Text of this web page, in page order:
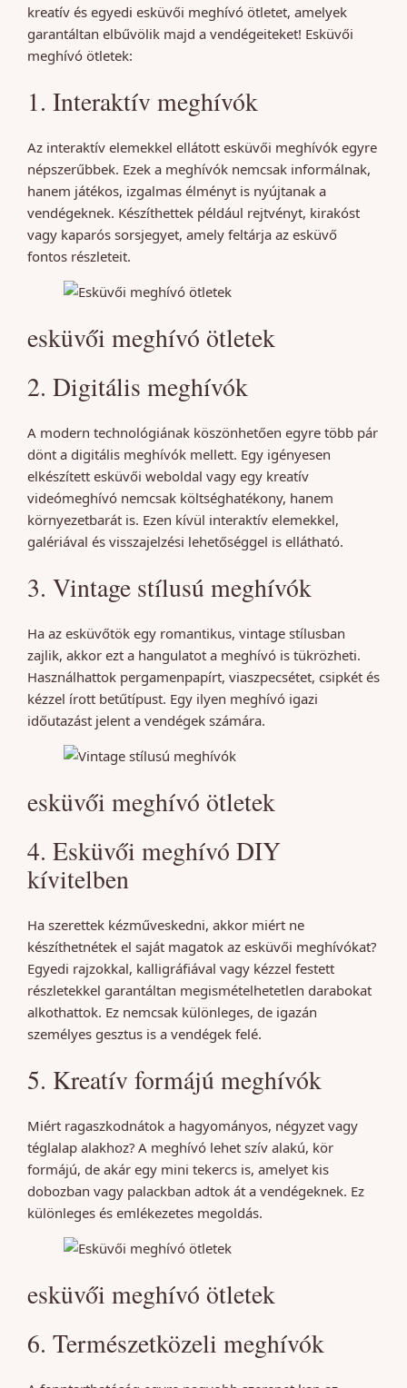
kreatív és egyedi esküvői meghívó ötletet, amelyek
garantáltan elbűvölik majd a vendégeiteket! Esküvői
meghívó ötletek:
1. Interaktív meghívók
Az interaktív elemekkel ellátott esküvői meghívók egyre
népszerűbbek. Ezek a meghívók nemcsak informálnak,
hanem játékos, izgalmas élményt is nyújtanak a
vendégeknek. Készíthettek például rejtvényt, kirakóst
vagy kaparós sorsjegyet, amely feltárja az esküvő
fontos részleteit.
esküvői meghívó ötletek
2. Digitális meghívók
A modern technológiának köszönhetően egyre több pár
dönt a digitális meghívók mellett. Egy igényesen
elkészített esküvői weboldal vagy egy kreatív
videómeghívó nemcsak költséghatékony, hanem
környezetbarát is. Ezen kívül interaktív elemekkel,
galériával és visszajelzési lehetőséggel is ellátható.
3. Vintage stílusú meghívók
Ha az esküvőtök egy romantikus, vintage stílusban
zajlik, akkor ezt a hangulatot a meghívó is tükrözheti.
Használhattok pergamenpapírt, viaszpecsétet, csipkét és
kézzel írott betűtípust. Egy ilyen meghívó igazi
időutazást jelent a vendégek számára.
esküvői meghívó ötletek
4. Esküvői meghívó DIY
kívitelben
Ha szerettek kézműveskedni, akkor miért ne
készíthetnétek el saját magatok az esküvői meghívókat?
Egyedi rajzokkal, kalligráfiával vagy kézzel festett
részletekkel garantáltan megismételhetetlen darabokat
alkothattok. Ez nemcsak különleges, de igazán
személyes gesztus is a vendégek felé.
5. Kreatív formájú meghívók
Miért ragaszkodnátok a hagyományos, négyzet vagy
téglalap alakhoz? A meghívó lehet szív alakú, kör
formájú, de akár egy mini tekercs is, amelyet kis
dobozban vagy palackban adtok át a vendégeknek. Ez
különleges és emlékezetes megoldás.
esküvői meghívó ötletek
6. Természetközeli meghívók